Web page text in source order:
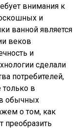
внимания к
и
ванной является
веков
и
сделали
потребителей,
только в
обычных
о том, как